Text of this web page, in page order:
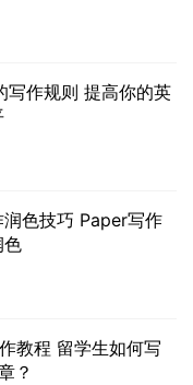
写作规则 提高你的英
色技巧 Paper写作
色
教程 留学生如何写
？